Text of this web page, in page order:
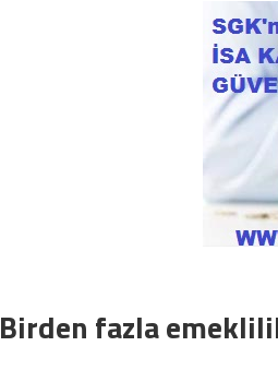
Birden fazla